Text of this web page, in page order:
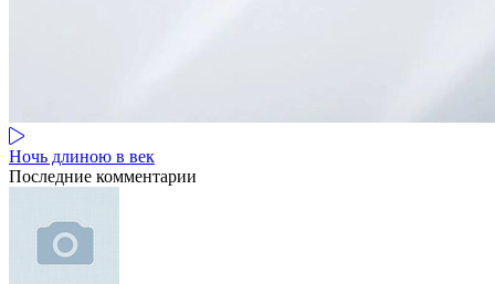
Ночь длиною в век
Последние комментарии